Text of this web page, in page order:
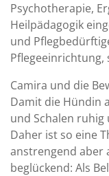
Psychotherapie,
Heilpädagogik
und
Pflegeeinrichtung,
Camira und die
Damit die Hündin
und Schalen
Daher ist so eine
anstrengend aber
beglückend: Als